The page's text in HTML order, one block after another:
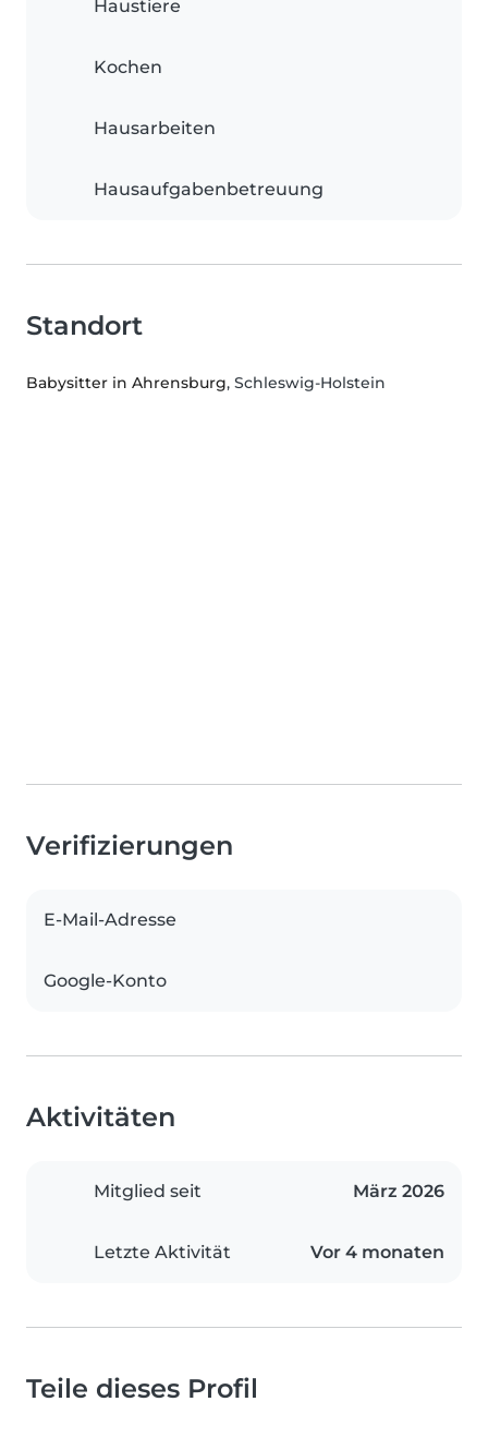
Haustiere
Kochen
Hausarbeiten
Hausaufgabenbetreuung
Standort
Babysitter in Ahrensburg, Schleswig-Holstein
Verifizierungen
E-Mail-Adresse
Google-Konto
Aktivitäten
Mitglied seit März 2026
Letzte Aktivität Vor 4 monaten
Teile dieses Profil